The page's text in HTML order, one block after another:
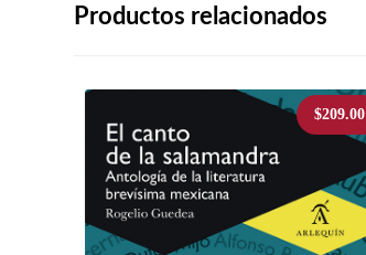
Productos relacionados
$209.00